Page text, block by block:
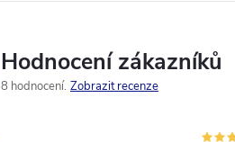
Hodnocení zákazníků
8 hodnocení Zobrazit recenze